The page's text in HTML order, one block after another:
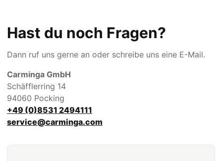
Hast du noch Fragen?
Dann ruf uns gerne an oder schreibe uns eine E-Mail.
Carminga GmbH
Schäfflerring 14
94060 Pocking
+49 (0)8531 2494111
service@carminga.com